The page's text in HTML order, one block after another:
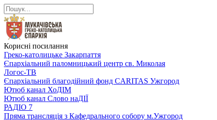
Корисні посилання
Греко-католицьке Закарпаття
Єпархіальний паломницький центр св. Миколая
Логос-ТВ
Єпархіальний благодійний фонд CARITAS Ужгород
Ютюб канал ХоДІМ
Ютюб канал Слово наДІЇ
РАДІО 7
Пряма трансляція з Кафедрального собору м.Ужгород